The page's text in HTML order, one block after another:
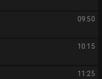
09:50
10:15
11:25